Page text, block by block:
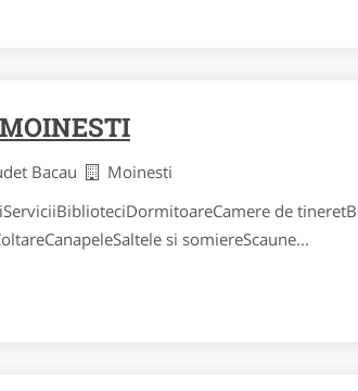
Bacau
Moinesti
de
si somiereScaune...